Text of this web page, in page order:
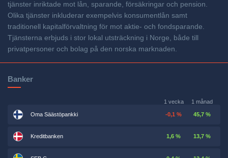
tjänster inriktade mot lån, sparande, försäkringar och pension.
Olika tjänster inkluderar exempelvis konsumentlån samt
traditionell kapitalförvaltning för mot aktie- och fondsparande.
Tjänsterna erbjuds i stor lokal utsträckning i Norge, både till
privatpersoner och bolag på den norska marknaden.
Banker
1 vecka 1 månad
Oma Säästöpankki -0,1 % 45,7 %
Kreditbanken 1,6 % 13,7 %